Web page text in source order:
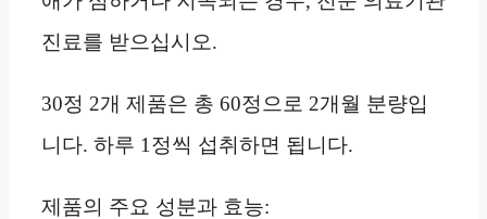
진료를 받으십시오.
30정 2개 제품은 총 60정으로 2개월 분량입
니다. 하루 1정씩 섭취하면 됩니다.
제품의 주요 성분과 효능: